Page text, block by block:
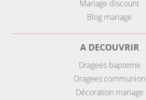
Mariage discount
Blog mariage
A DECOUVRIR
Dragees bapteme
Dragees communion
Décoration mariage